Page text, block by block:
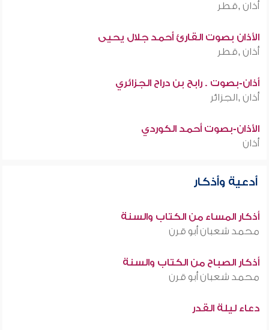
أذان ,قطر
الأذان بصوت القارئ أحمد جلال يحيى
أذان ,قطر
أذان-بصوت . رابح بن دراح الجزائري
أذان ,الجزائر
الأذان-بصوت أحمد الكوردي
أذان
أدعية وأذكار
أذكار المساء من الكتاب والسنة
محمد شعبان أبو قرن
أذكار الصباح من الكتاب والسنة
محمد شعبان أبو قرن
دعاء ليلة القدر